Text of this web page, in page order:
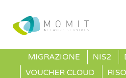
MIGRAZIONE NIS2
VOUCHER CLOUD